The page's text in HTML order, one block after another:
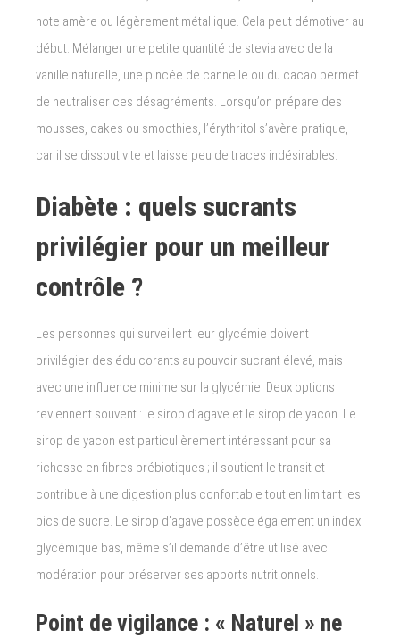
note amère ou légèrement métallique. Cela peut démotiver au
début. Mélanger une petite quantité de stevia avec de la
vanille naturelle, une pincée de cannelle ou du cacao permet
de neutraliser ces désagréments. Lorsqu’on prépare des
mousses, cakes ou smoothies, l’érythritol s’avère pratique,
car il se dissout vite et laisse peu de traces indésirables.
Diabète : quels sucrants
privilégier pour un meilleur
contrôle ?
Les personnes qui surveillent leur glycémie doivent
privilégier des édulcorants au pouvoir sucrant élevé, mais
avec une influence minime sur la glycémie. Deux options
reviennent souvent : le sirop d’agave et le sirop de yacon. Le
sirop de yacon est particulièrement intéressant pour sa
richesse en fibres prébiotiques ; il soutient le transit et
contribue à une digestion plus confortable tout en limitant les
pics de sucre. Le sirop d’agave possède également un index
glycémique bas, même s’il demande d’être utilisé avec
modération pour préserver ses apports nutritionnels.
Point de vigilance : « Naturel » ne